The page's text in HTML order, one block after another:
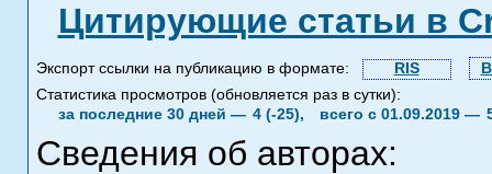
Цитирующие статьи в
Экспорт ссылки на публикацию в формате: RIS
Статистика просмотров (обновляется раз в сутки):
за последние 30 дней — 4 (-25), всего с 01.09.2019 —
Сведения об авторах: